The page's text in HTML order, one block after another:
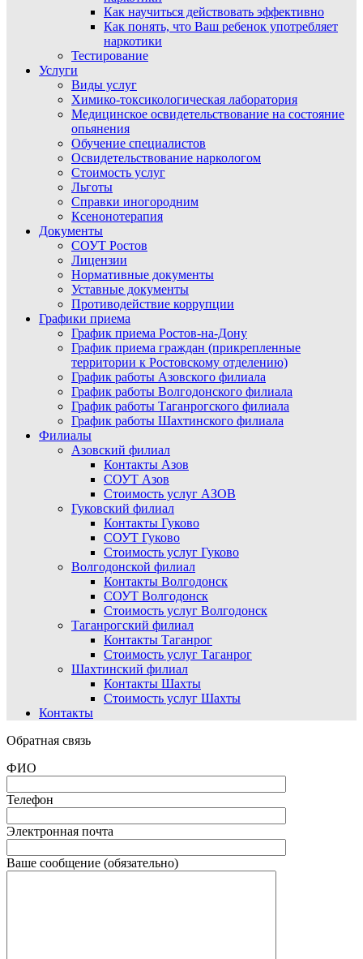
Как научиться действовать эффективно
Как понять, что Ваш ребенок употребляет
наркотики
Тестирование
Услуги
Виды услуг
Химико-токсикологическая лаборатория
Медицинское освидетельствование на состояние
опьянения
Обучение специалистов
Освидетельствование наркологом
Стоимость услуг
Льготы
Справки иногородним
Ксенонотерапия
Документы
СОУТ Ростов
Лицензии
Нормативные документы
Уставные документы
Противодействие коррупции
Графики приема
График приема Ростов-на-Дону
График приема граждан (прикрепленные
территории к Ростовскому отделению)
График работы Азовского филиала
График работы Волгодонского филиала
График работы Таганрогского филиала
График работы Шахтинского филиала
Филиалы
Азовский филиал
Контакты Азов
СОУТ Азов
Стоимость услуг АЗОВ
Гуковский филиал
Контакты Гуково
СОУТ Гуково
Стоимость услуг Гуково
Волгодонской филиал
Контакты Волгодонск
СОУТ Волгодонск
Стоимость услуг Волгодонск
Таганрогский филиал
Контакты Таганрог
Стоимость услуг Таганрог
Шахтинский филиал
Контакты Шахты
Стоимость услуг Шахты
Контакты
Обратная связь
ФИО
Телефон
Электронная почта
Ваше сообщение (обязательно)